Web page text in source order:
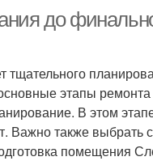
до
тщательного
этапы ремонта
В этом
Важно также выбрать
помещения